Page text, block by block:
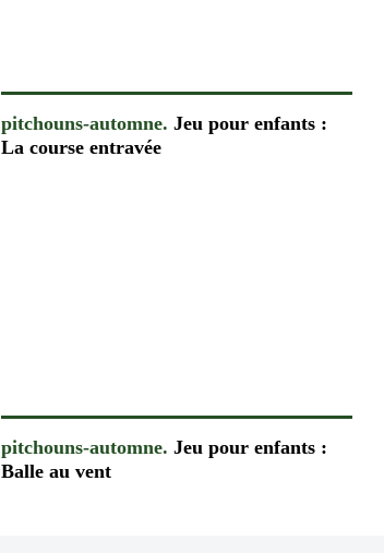
pitchouns-automne. Jeu pour enfants :
La course entravée
pitchouns-automne. Jeu pour enfants :
Balle au vent